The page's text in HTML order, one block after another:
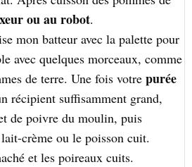
ou au robot.
mon batteur avec la palette pour
avec quelques morceaux, comme
de terre. Une fois votrepurée
récipient suffisamment grand,
de poivre du moulin, puis
crème ou le poisson cuit.
et les poireaux cuits.